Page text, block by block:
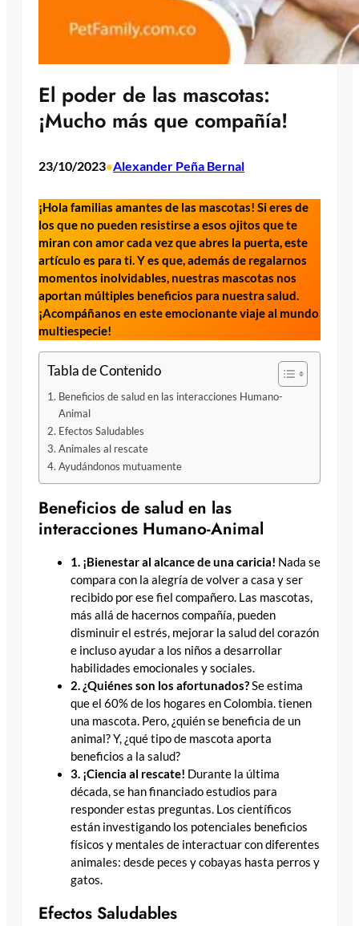
El poder de las mascotas:
¡Mucho más que compañía!
23/10/2023•Alexander Peña Bernal
¡Hola familias amantes de las mascotas! Si eres de
los que no pueden resistirse a esos ojitos que te
miran con amor cada vez que abres la puerta, este
artículo es para ti. Y es que, además de regalarnos
momentos inolvidables, nuestras mascotas nos
aportan múltiples beneficios para nuestra salud.
¡Acompáñanos en este emocionante viaje al mundo
multiespecie!
Tabla de Contenido
Beneficios de salud en las interacciones Humano-
Animal
Efectos Saludables
Animales al rescate
Ayudándonos mutuamente
Beneficios de salud en las
interacciones Humano-Animal
1. ¡Bienestar al alcance de una caricia! Nada se
compara con la alegría de volver a casa y ser
recibido por ese fiel compañero. Las mascotas,
más allá de hacernos compañía, pueden
disminuir el estrés, mejorar la salud del corazón
e incluso ayudar a los niños a desarrollar
habilidades emocionales y sociales.
2. ¿Quiénes son los afortunados?Se estima
que el 60% de los hogares en Colombia. tienen
una mascota. Pero, ¿quién se beneficia de un
animal? Y, ¿qué tipo de mascota aporta
beneficios a la salud?
3. ¡Ciencia al rescate! Durante la última
década, se han financiado estudios para
responder estas preguntas. Los científicos
están investigando los potenciales beneficios
físicos y mentales de interactuar con diferentes
animales: desde peces y cobayas hasta perros y
gatos.
Efectos Saludables